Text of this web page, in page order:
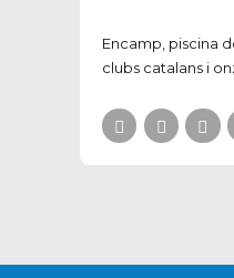
Encamp, piscina
clubs catalans i